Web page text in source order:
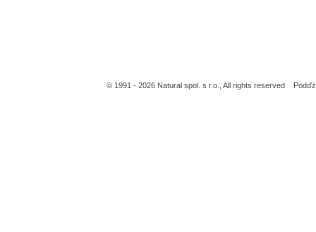
© 1991 - 2026 Natural spol. s r.o., All rights reserved